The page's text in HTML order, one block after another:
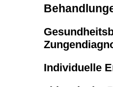
Individuelle